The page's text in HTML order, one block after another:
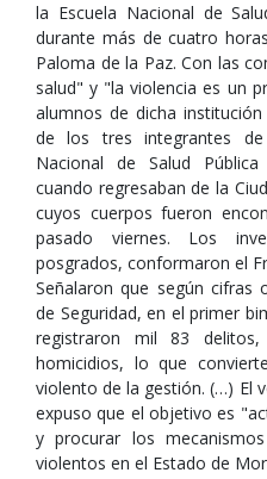
la Escuela Nacional de
durante más de cuatro
Paloma de la Paz. Con las
salud" y "la violencia es un
alumnos de dicha
de los tres integrantes
Nacional de Salud Pública
cuando regresaban de la
cuyos cuerpos fueron
pasado viernes. Los
posgrados, conformaron el
Señalaron que según cifras
de Seguridad, en el primer
registraron mil 83
homicidios, lo que
violento de la gestión. (…) El
expuso que el objetivo es
y procurar los
violentos en el Estado de